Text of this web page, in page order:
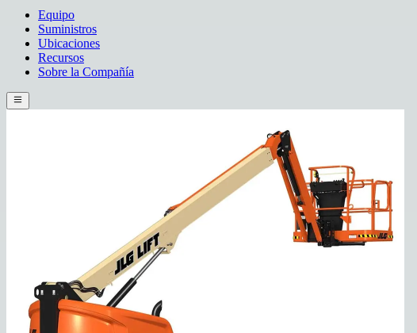
Equipo
Suministros
Ubicaciones
Recursos
Sobre la Compañía